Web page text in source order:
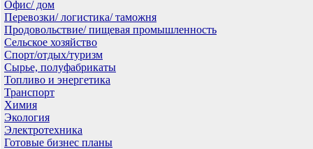
Офис/ дом
Перевозки/ логистика/ таможня
Продовольствие/ пищевая промышленность
Сельское хозяйство
Спорт/отдых/туризм
Сырье, полуфабрикаты
Топливо и энергетика
Транспорт
Химия
Экология
Электротехника
Готовые бизнес планы